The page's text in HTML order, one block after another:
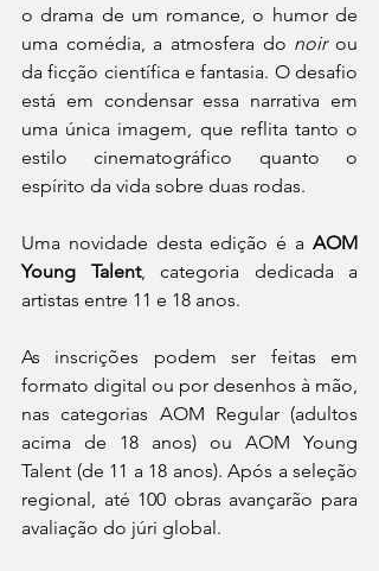
o drama de um romance, o humor de
uma comédia, a atmosfera do noir ou
da ficção científica e fantasia. O desafio
está em condensar essa narrativa em
uma única imagem, que reflita tanto o
estilo cinematográfico quanto o
espírito da vida sobre duas rodas.
Uma novidade desta edição é a AOM
Young Talent, categoria dedicada a
artistas entre 11 e 18 anos.
As inscrições podem ser feitas em
formato digital ou por desenhos à mão,
nas categorias AOM Regular (adultos
acima de 18 anos) ou AOM Young
Talent (de 11 a 18 anos). Após a seleção
regional, até 100 obras avançarão para
avaliação do júri global.